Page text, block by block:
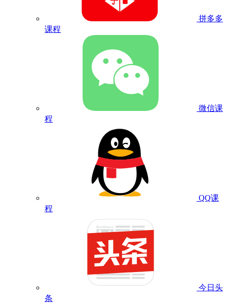
拼多多
课程
微信课
程
QQ课
程
今日头
条